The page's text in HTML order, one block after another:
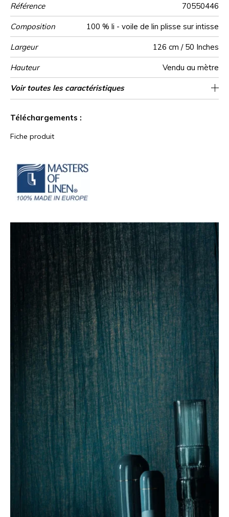
Référence 70550446
Composition 100 % li - voile de lin plisse sur intisse
Largeur 126 cm / 50 Inches
Hauteur Vendu au mètre
Poids g/m² 310
Description
produit
Voile de lin froissé sur base métallisée sur
intissé
Entretien Epongeable
Pose colle Encollage du mur
Dépose Arrachage à sec
Norme COV A+
ASTME84 Class A
Norme
euroclass
C s2 d0
Pays d'origine France
Particularités Master of Linen
Voir toutes les caractéristiques
Téléchargements :
Fiche produit